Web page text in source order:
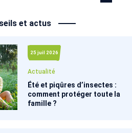
et actus
25 juil 2026
Actualité
Été et piqûres d’insectes :
comment protéger toute la
famille ?